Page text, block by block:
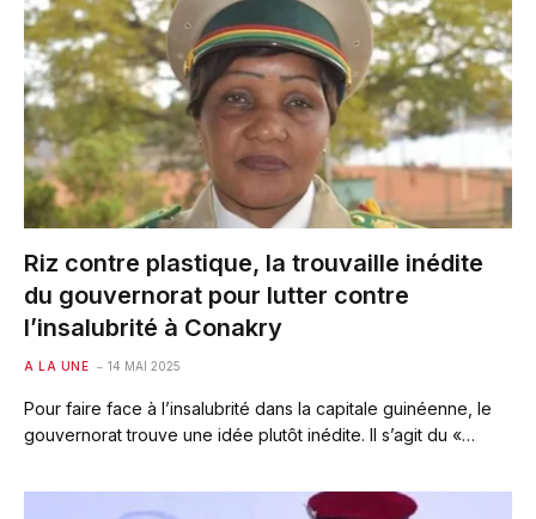
Riz contre plastique, la trouvaille inédite
du gouvernorat pour lutter contre
l’insalubrité à Conakry
A LA UNE 14 MAI 2025
Pour faire face à l’insalubrité dans la capitale guinéenne, le
gouvernorat trouve une idée plutôt inédite. Il s’agit du «…